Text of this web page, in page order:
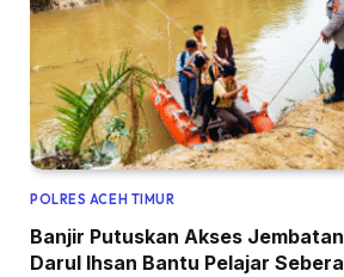
POLRES ACEH TIMUR
Banjir Putuskan Akses
Darul Ihsan Bantu Pelajar